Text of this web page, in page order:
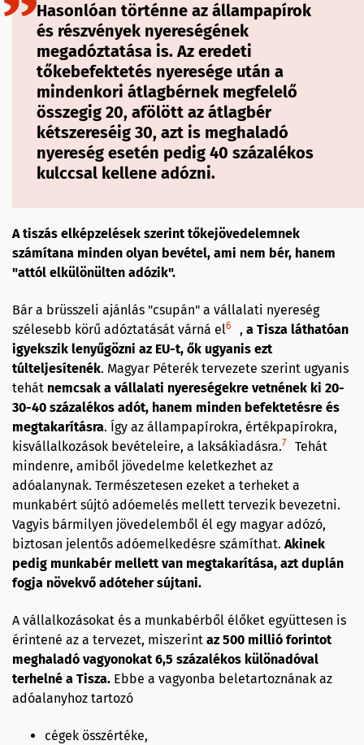
Hasonlóan történne az állampapírok
és részvények nyereségének
megadóztatása is. Az eredeti
tőkebefektetés nyeresége után a
mindenkori átlagbérnek megfelelő
összegig 20, afölött az átlagbér
kétszereséig 30, azt is meghaladó
nyereség esetén pedig 40 százalékos
kulccsal kellene adózni.
A tiszás elképzelések szerint tőkejövedelemnek
számítana minden olyan bevétel, ami nem bér, hanem
"attól elkülönülten adózik".
Bár a brüsszeli ajánlás "csupán" a vállalati nyereség
szélesebb körű adóztatását várná el6 , a Tisza láthatóan
igyekszik lenyűgözni az EU-t, ők ugyanis ezt
túlteljesítenék. Magyar Péterék tervezete szerint ugyanis
tehát nemcsak a vállalati nyereségekre vetnének ki 20-
30-40 százalékos adót, hanem minden befektetésre és
megtakarításra. Így az állampapírokra, értékpapírokra,
kisvállalkozások bevételeire, a laksákiadásra.7
Tehát
mindenre, amiből jövedelme keletkezhet az
adóalanynak. Természetesen ezeket a terheket a
munkabért sújtó adóemelés mellett tervezik bevezetni.
Vagyis bármilyen jövedelemből él egy magyar adózó,
biztosan jelentős adóemelkedésre számíthat. Akinek
pedig munkabér mellett van megtakarítása, azt duplán
fogja növekvő adóteher sújtani.
A vállalkozásokat és a munkabérből élőket együttesen is
érintené az a tervezet, miszerint az 500 millió forintot
meghaladó vagyonokat 6,5 százalékos különadóval
terhelné a Tisza. Ebbe a vagyonba beletartoznának az
adóalanyhoz tartozó
cégek összértéke,